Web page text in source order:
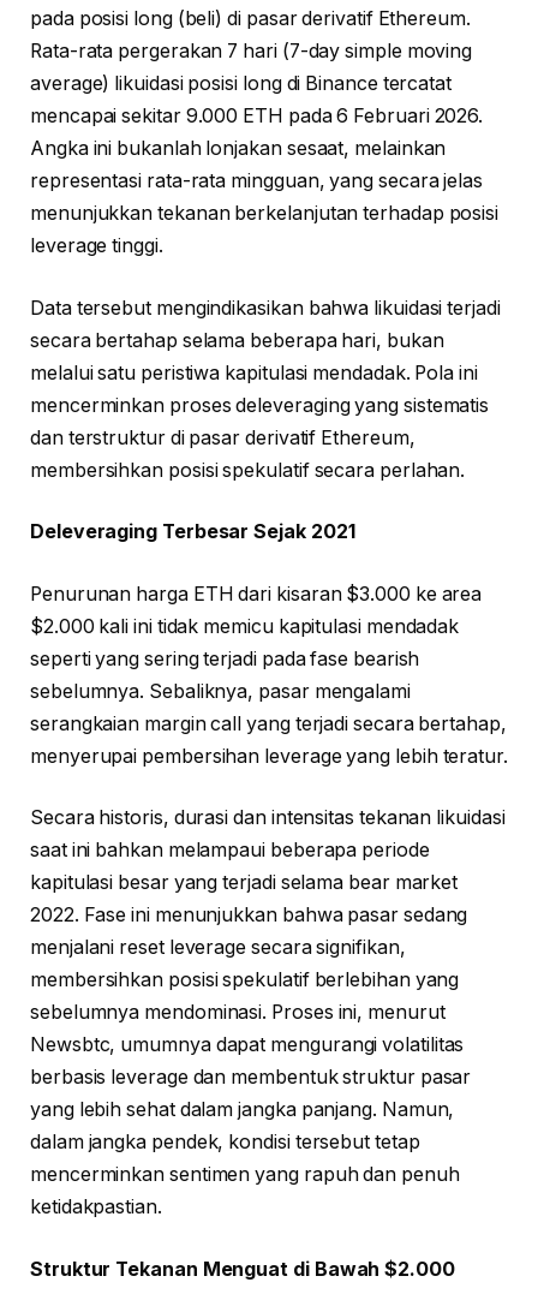
pada posisi long (beli) di pasar derivatif Ethereum.
Rata-rata pergerakan 7 hari (7-day simple moving
average) likuidasi posisi long di Binance tercatat
mencapai sekitar 9.000 ETH pada 6 Februari 2026.
Angka ini bukanlah lonjakan sesaat, melainkan
representasi rata-rata mingguan, yang secara jelas
menunjukkan tekanan berkelanjutan terhadap posisi
leverage tinggi.
Data tersebut mengindikasikan bahwa likuidasi terjadi
secara bertahap selama beberapa hari, bukan
melalui satu peristiwa kapitulasi mendadak. Pola ini
mencerminkan proses deleveraging yang sistematis
dan terstruktur di pasar derivatif Ethereum,
membersihkan posisi spekulatif secara perlahan.
Deleveraging Terbesar Sejak 2021
Penurunan harga ETH dari kisaran $3.000 ke area
$2.000 kali ini tidak memicu kapitulasi mendadak
seperti yang sering terjadi pada fase bearish
sebelumnya. Sebaliknya, pasar mengalami
serangkaian margin call yang terjadi secara bertahap,
menyerupai pembersihan leverage yang lebih teratur.
Secara historis, durasi dan intensitas tekanan likuidasi
saat ini bahkan melampaui beberapa periode
kapitulasi besar yang terjadi selama bear market
2022. Fase ini menunjukkan bahwa pasar sedang
menjalani reset leverage secara signifikan,
membersihkan posisi spekulatif berlebihan yang
sebelumnya mendominasi. Proses ini, menurut
Newsbtc, umumnya dapat mengurangi volatilitas
berbasis leverage dan membentuk struktur pasar
yang lebih sehat dalam jangka panjang. Namun,
dalam jangka pendek, kondisi tersebut tetap
mencerminkan sentimen yang rapuh dan penuh
ketidakpastian.
Struktur Tekanan Menguat di Bawah $2.000